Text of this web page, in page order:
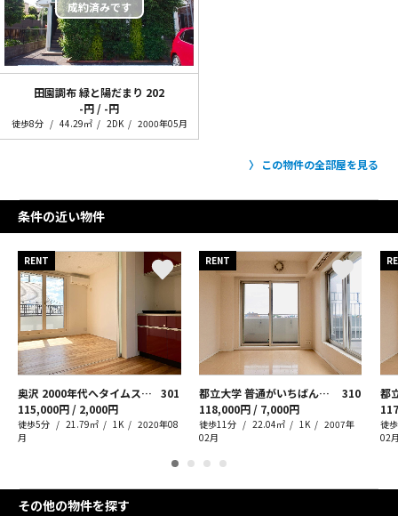
田園調布 緑と陽だまり 202
-円 / -円
徒歩8分 44.29㎡ 2DK 2000年05月
この物件の全部屋を見る
条件の近い物件
RENT
奥沢 2000年代へタイムスリップ
301
115,000円 / 2,000円
徒歩5分 21.79㎡ 1K
2020年08
月
RENT
都立大学 普通がいちばん良いんです
310
118,000円 / 7,000円
徒歩11分 22.04㎡ 1K
2007年
02月
徒
02
その他の物件を探す